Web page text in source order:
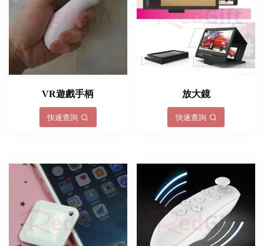
VR遊戲手柄
快速查詢
放大鏡
快速查詢